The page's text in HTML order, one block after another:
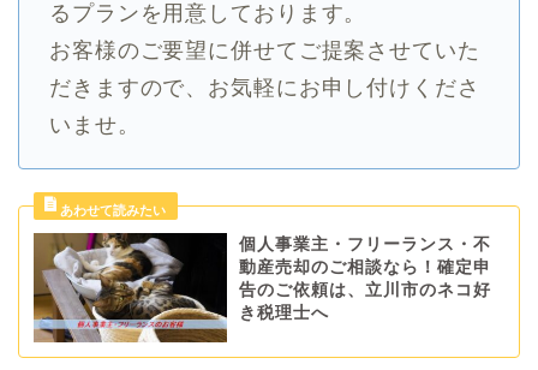
るプランを用意しております。
お客様のご要望に併せてご提案させていた
だきますので、お気軽にお申し付けくださ
いませ。
個人事業主・フリーランス・不
動産売却のご相談なら！確定申
告のご依頼は、立川市のネコ好
き税理士へ